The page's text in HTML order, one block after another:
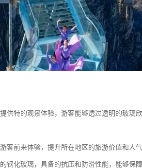
供特的观景体验，游客能够透过透明的玻璃
前来体验，提升所在地区的旅游价值和人气
化玻璃，具备的抗压和防滑性能，能够保障